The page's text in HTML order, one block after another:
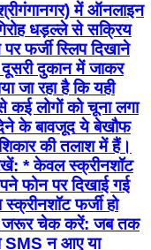
में ऑनलाइन
धड़ल्ले से सक्रिय
फर्जी स्लिप दिखाने
दुकान में जाकर
जा रहा है कि यही
लोगों को चूना लगा
के बावजूद ये बेखौफ
की तलाश में हैं।
रखें: * केवल स्क्रीनशॉट
फोन पर दिखाई गई
फर्जी हो
जरूर चेक करें: जब तक
SMS न आए या